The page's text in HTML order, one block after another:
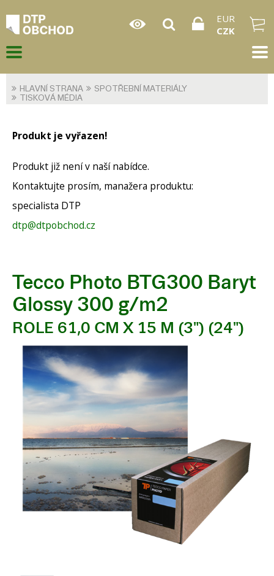
EUR
CZK
HLAVNÍ STRANA
SPOTŘEBNÍ MATERIÁLY
TISKOVÁ MÉDIA
Produkt je vyřazen!
Produkt již není v naší nabídce.
Kontaktujte prosím, manažera produktu:
specialista DTP
dtp@dtpobchod.cz
Tecco Photo BTG300 Baryt
Glossy 300 g/m2
ROLE 61,0 CM X 15 M (3") (24")